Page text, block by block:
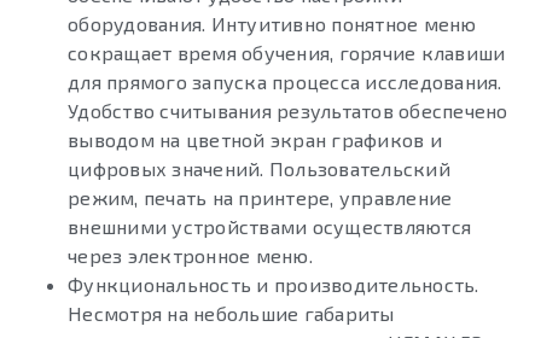
оборудования. Интуитивно понятное меню
сокращает время обучения, горячие клавиши
для прямого запуска процесса исследования.
Удобство считывания результатов обеспечено
выводом на цветной экран графиков и
цифровых значений. Пользовательский
режим, печать на принтере, управление
внешними устройствами осуществляются
через электронное меню.
Функциональность и производительность.
Несмотря на небольшие габариты